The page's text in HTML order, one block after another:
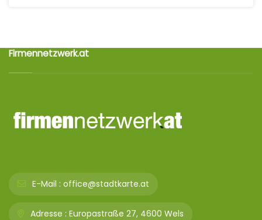
Firmennetzwerk.at
E-Mail : office@stadtkarte.at
Adresse : Europastraße 27, 4600 Wels